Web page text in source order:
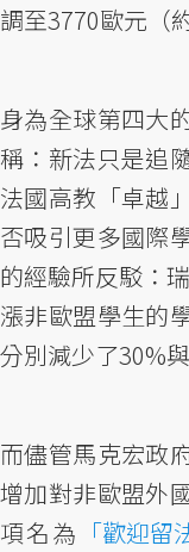
調至3770歐元（
身為全球第四大
稱：新法只是追
法國高教「卓越
否吸引更多國際
的經驗所反駁：
漲非歐盟學生的
分別減少了30%
而儘管馬克宏政
增加對非歐盟外
項名為 「歡迎留